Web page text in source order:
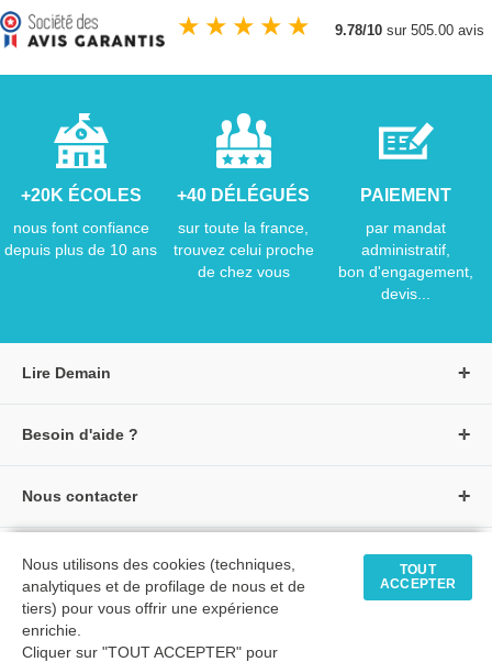
★ ★ ★ ★ ★ 9.78/10 sur 505.00 avis
+20K ÉCOLES
nous font confiance
depuis plus de 10 ans
+40 DÉLÉGUÉS
sur toute la france,
trouvez celui proche
de chez vous
PAIEMENT
par mandat
administratif,
bon d'engagement,
devis...
Lire Demain
Créer un compte
★ Avis clients vérifiés
Besoin d'aide ?
Livraisons et retours
Tarifs négociés
Comment passer commande
Nous contacter
Formulaire de contact
Siège social
Tous nos livres
Livres petite enfance
Livres maternelle
© 2026 - LIRE DEMAIN
Nous utilisons des cookies (techniques,
analytiques et de profilage de nous et de
tiers) pour vous offrir une expérience
enrichie.
Cliquer sur "TOUT ACCEPTER" pour
TOUT
ACCEPTER